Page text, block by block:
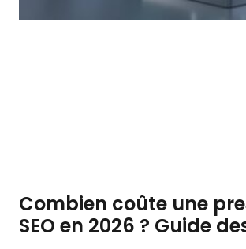
Combien coûte une
SEO en 2026 ? Guide